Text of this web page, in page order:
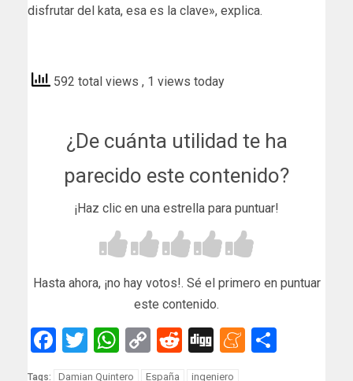
disfrutar del kata, esa es la clave», explica.
592 total views , 1 views today
¿De cuánta utilidad te ha
parecido este contenido?
¡Haz clic en una estrella para puntuar!
Hasta ahora, ¡no hay votos!. Sé el primero en puntuar
este contenido.
Facebook
Twitter
WhatsApp
Copy
Link
Reddit
Digg
Tags: Damian Quintero España ingeniero